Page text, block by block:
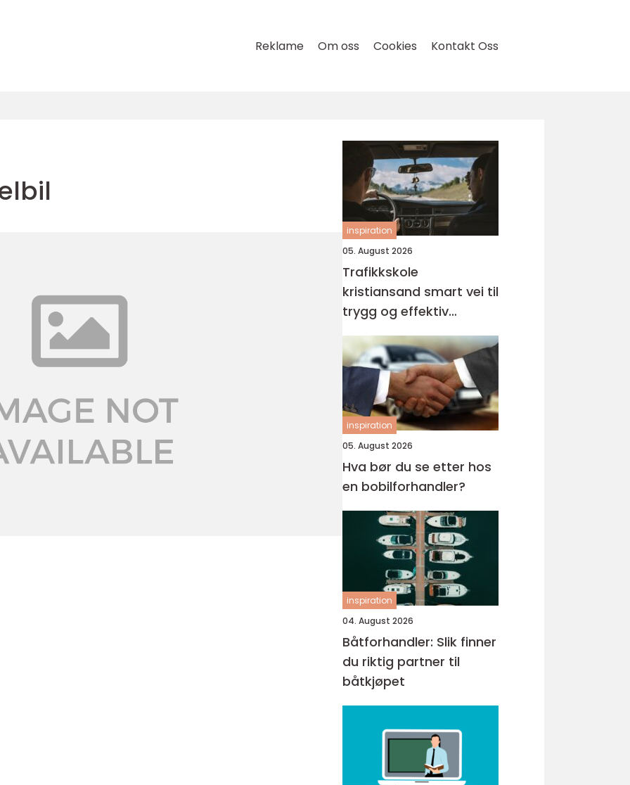
Reklame Om oss Cookies Kontakt Oss
inspiration
05. August 2026
Trafikkskole
kristiansand smart vei til
trygg og effektiv
opplæring
inspiration
05. August 2026
Hva bør du se etter hos
en bobilforhandler?
inspiration
04. August 2026
Båtforhandler: Slik finner
du riktig partner til
båtkjøpet